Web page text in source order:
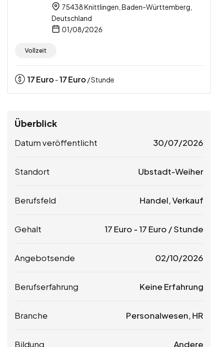
75438 Knittlingen, Baden-Württemberg,
Deutschland
01/08/2026
Vollzeit
17Euro -17Euro / Stunde
Überblick
Datum veröffentlicht 30/07/2026
Standort Ubstadt-Weiher
Berufsfeld Handel, Verkauf
Gehalt 17 Euro -17 Euro / Stunde
Angebotsende 02/10/2026
Berufserfahrung Keine Erfahrung
Branche Personalwesen, HR
Bildung Andere